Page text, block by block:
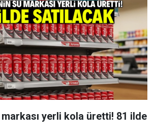
yerli kola üretti! 81 ilde